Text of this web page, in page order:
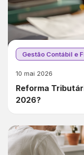
Gestão Contábil e
10 mai 2026
Reforma
2026?